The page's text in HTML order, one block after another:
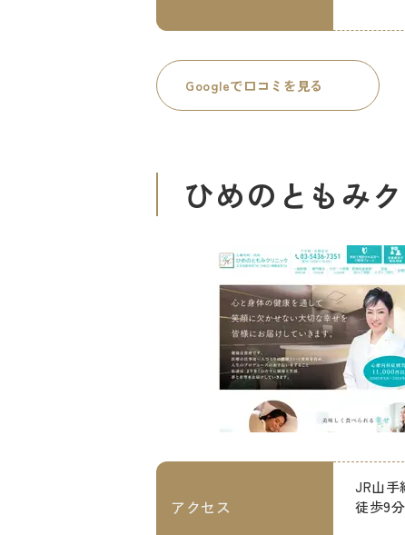
Googleで口コミを見る
ひめのともみ
アクセス
JR山
徒歩9